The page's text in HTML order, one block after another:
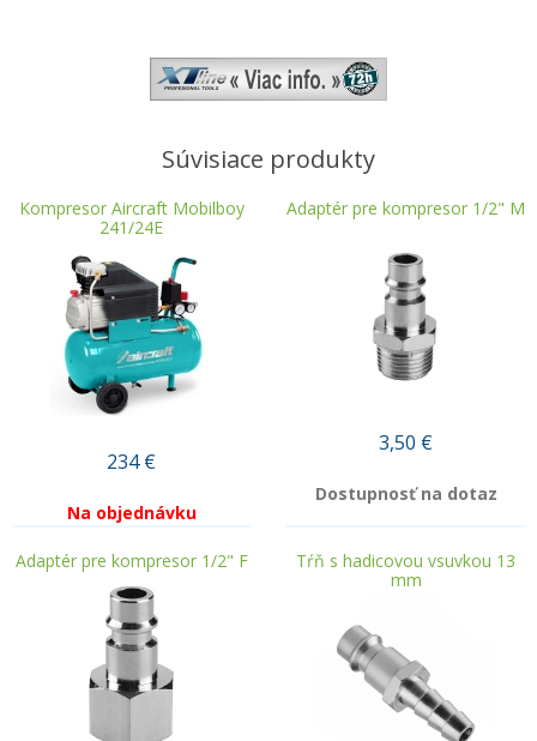
Súvisiace produkty
Kompresor Aircraft Mobilboy
241/24E
234 €
Na objednávku
Adaptér pre kompresor 1/2" M
3,50 €
Dostupnosť na dotaz
Adaptér pre kompresor 1/2" F
Tŕň s hadicovou vsuvkou 13
mm